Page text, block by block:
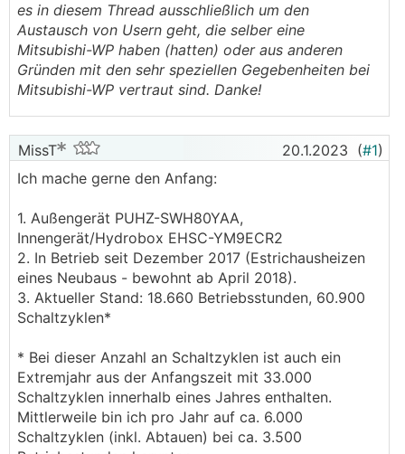
es in diesem Thread ausschließlich um den
Austausch von Usern geht, die selber eine
Mitsubishi-WP haben (hatten) oder aus anderen
Gründen mit den sehr speziellen Gegebenheiten bei
Mitsubishi-WP vertraut sind. Danke!
MissT 20.1.2023 (#1)
Ich mache gerne den Anfang:
1. Außengerät PUHZ-SWH80YAA,
Innengerät/Hydrobox EHSC-YM9ECR2
2. In Betrieb seit Dezember 2017 (Estrichausheizen
eines Neubaus - bewohnt ab April 2018).
3. Aktueller Stand: 18.660 Betriebsstunden, 60.900
Schaltzyklen*
* Bei dieser Anzahl an Schaltzyklen ist auch ein
Extremjahr aus der Anfangszeit mit 33.000
Schaltzyklen innerhalb eines Jahres enthalten.
Mittlerweile bin ich pro Jahr auf ca. 6.000
Schaltzyklen (inkl. Abtauen) bei ca. 3.500